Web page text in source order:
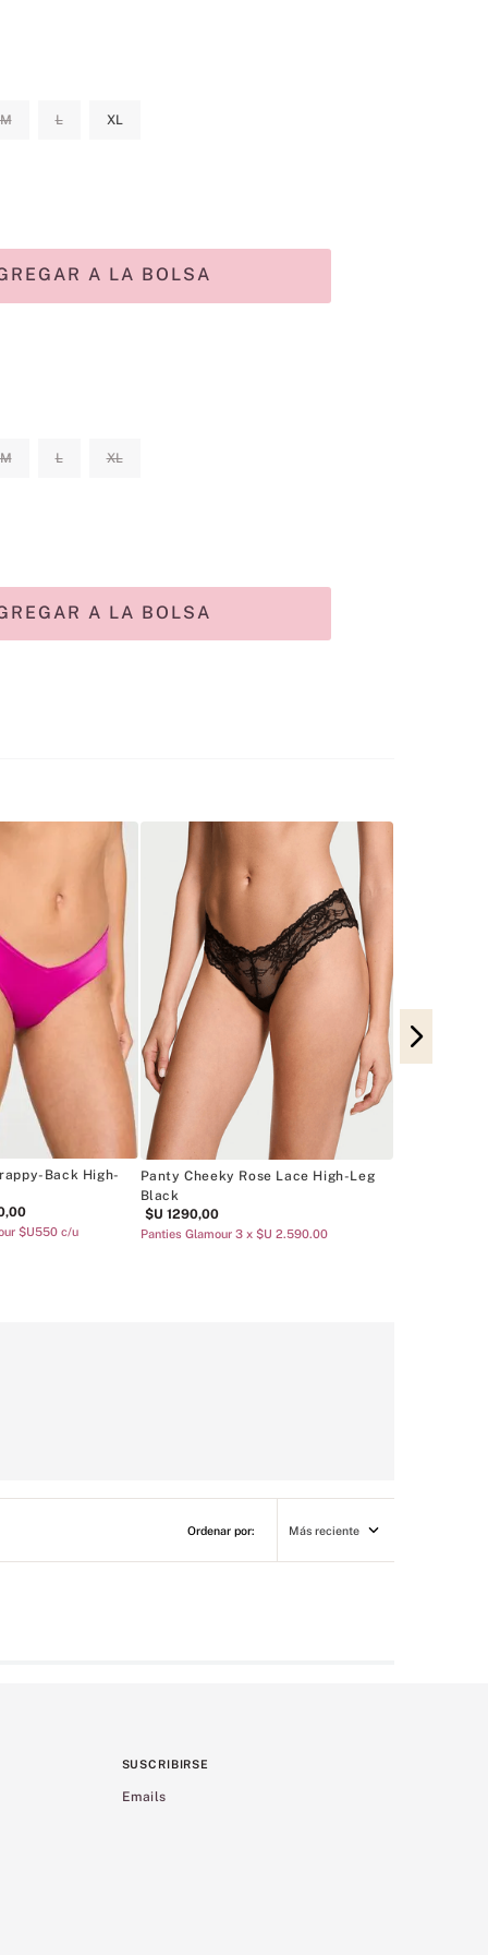
M L XL
A LA BOLSA
M L XL
A LA BOLSA
Back High-
,00
$U550 c/u
Panty Cheeky Rose Lace High-Leg
Black
$U 1290,00
Panties Glamour 3 x $U 2.590.00
Más reciente
SUSCRIBIRSE
Emails